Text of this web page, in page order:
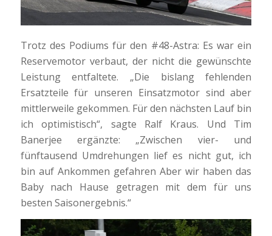
Trotz des Podiums für den #48-Astra: Es war ein
Reservemotor verbaut, der nicht die gewünschte
Leistung entfaltete. „Die bislang fehlenden
Ersatzteile für unseren Einsatzmotor sind aber
mittlerweile gekommen. Für den nächsten Lauf bin
ich optimistisch“, sagte Ralf Kraus. Und Tim
Banerjee ergänzte: „Zwischen vier- und
fünftausend Umdrehungen lief es nicht gut, ich
bin auf Ankommen gefahren Aber wir haben das
Baby nach Hause getragen mit dem für uns
besten Saisonergebnis.“